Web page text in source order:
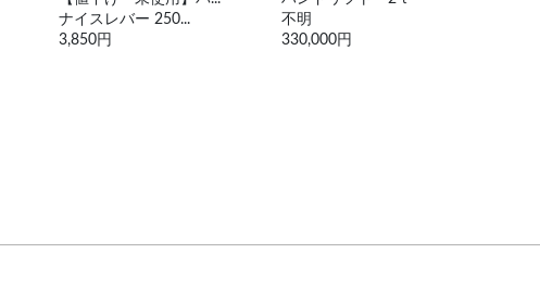
不明
330,000円
SPU-2T1
2,200円